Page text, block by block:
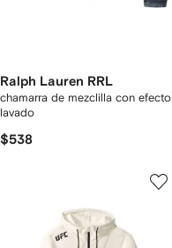
Ralph Lauren RRL
chamarra de mezclilla con efecto
lavado
$538